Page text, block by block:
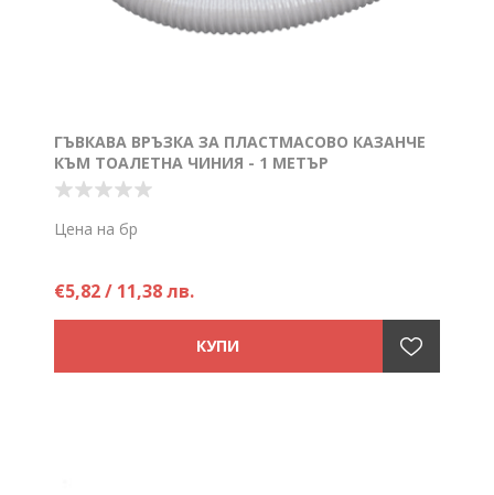
ГЪВКАВА ВРЪЗКА ЗА ПЛАСТМАСОВО КАЗАНЧЕ
КЪМ ТОАЛЕТНА ЧИНИЯ - 1 МЕТЪР
Цена на бр
€5,82 / 11,38 лв.